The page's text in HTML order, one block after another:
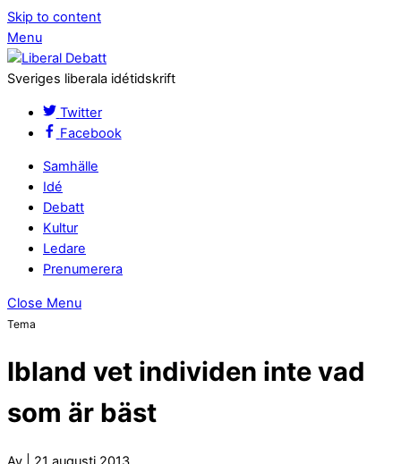
Skip to content
Menu
Sveriges liberala idétidskrift
Twitter
Facebook
Samhälle
Idé
Debatt
Kultur
Ledare
Prenumerera
Close Menu
Tema
Ibland vet individen inte vad
som är bäst